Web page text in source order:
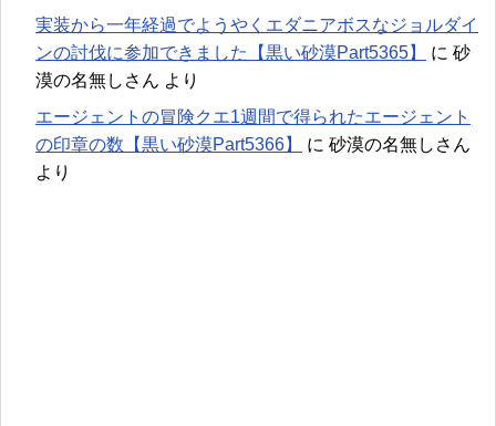
実装から一年経過でようやくエダニアボスなジョルダイ
ンの討伐に参加できました【黒い砂漠Part5365】
に 砂
漠の名無しさん より
エージェントの冒険クエ1週間で得られたエージェント
の印章の数【黒い砂漠Part5366】
に 砂漠の名無しさん
より